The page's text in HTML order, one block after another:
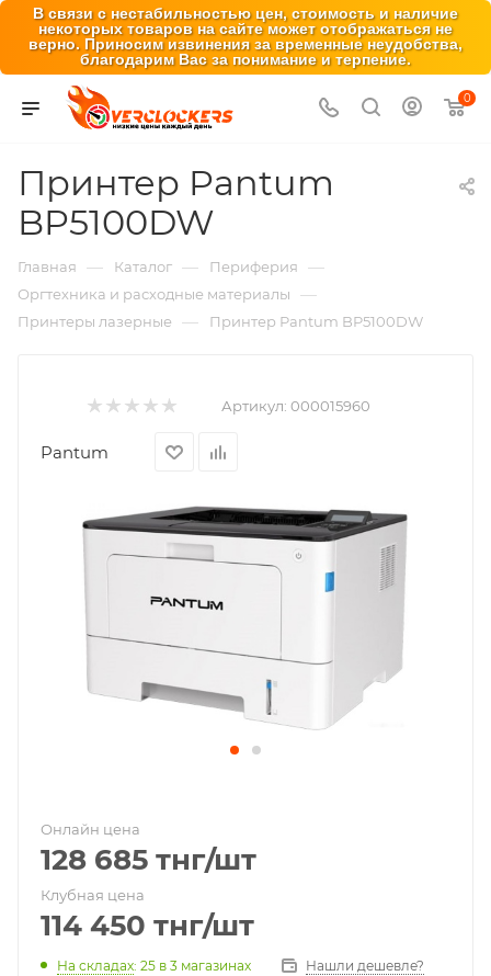
В связи с нестабильностью цен, стоимость и наличие
некоторых товаров на сайте может отображаться не
верно. Приносим извинения за временные неудобства,
благодарим Вас за понимание и терпение.
0
Принтер Pantum
BP5100DW
Главная — Каталог — Периферия —
Оргтехника и расходные материалы —
Принтеры лазерные — Принтер Pantum BP5100DW
Артикул: 000015960
Pantum
Онлайн цена
128 685 тнг/шт
Клубная цена
114 450 тнг/шт
На складах: 25 в 3 магазинах Нашли дешевле?